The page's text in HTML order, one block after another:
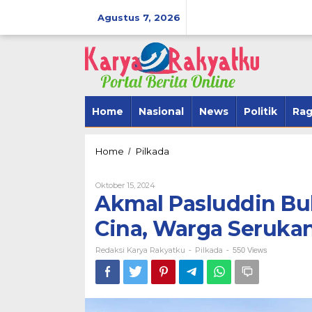
Agustus 7, 2026
Home Nasional News Politik
Home / Pilkada
Sepakbola
di
Cina,
Warga
Serukan
BerAmal
Oktober 15, 2024Oleh
Redaksi
Karya
Rakyatku
Akmal Pasluddin
Cina, Warga
Redaksi Karya Rakyatku - Pilkada - 550 Views
BerAmal
SipakarioMi
Tegak Lurus
Di Politik